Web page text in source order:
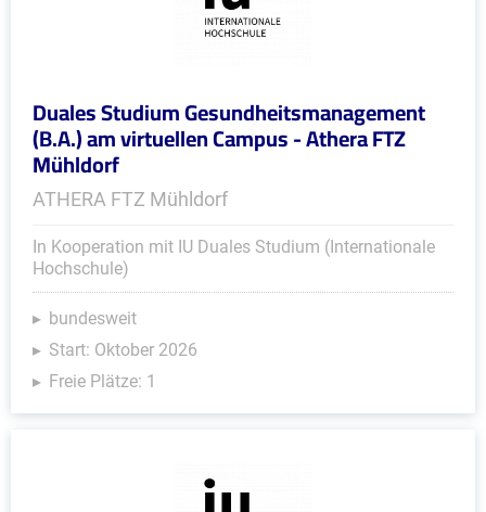
Duales Studium Gesundheitsmanagement
(B.A.) am virtuellen Campus - Athera FTZ
Mühldorf
ATHERA FTZ Mühldorf
In Kooperation mit IU Duales Studium (Internationale
Hochschule)
bundesweit
Start: Oktober 2026
Freie Plätze: 1